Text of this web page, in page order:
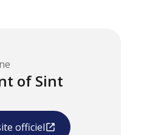
of Sint
officiel